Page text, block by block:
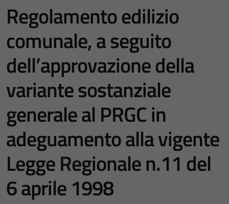
Regolamento edilizio
comunale, a seguito
dell’approvazione della
variante sostanziale
generale al PRGC in
adeguamento alla vigente
Legge Regionale n.11 del
6 aprile 1998